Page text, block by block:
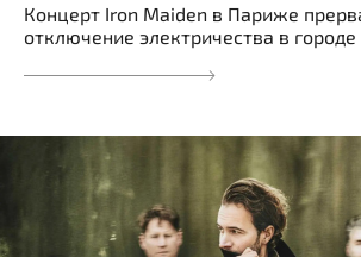
Концерт Iron Maiden в Париже
отключение электричества в городе